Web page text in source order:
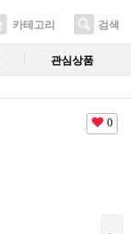
카테고리 검색
관심상품
0